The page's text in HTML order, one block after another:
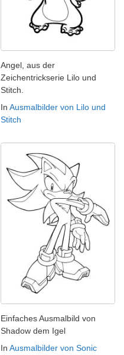
Angel, aus der
Zeichentrickserie Lilo und
Stitch.
In Ausmalbilder von Lilo und
Stitch
Einfaches Ausmalbild von
Shadow dem Igel
In Ausmalbilder von Sonic